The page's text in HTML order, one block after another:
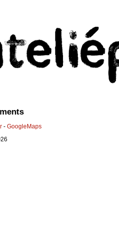
- GoogleMaps